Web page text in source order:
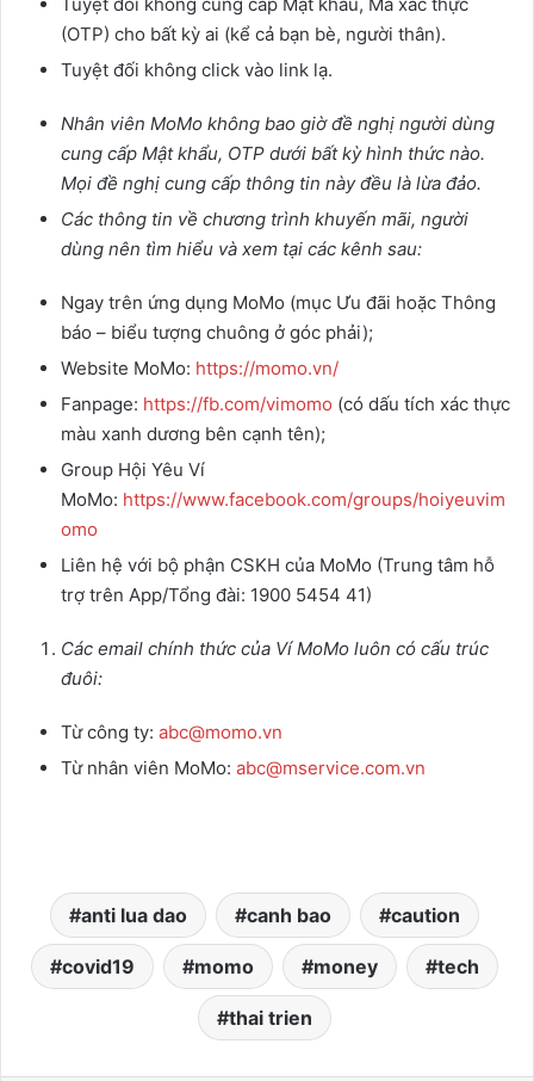
(OTP) cho bất kỳ ai (kể cả bạn bè, người thân).
Tuyệt đối không click vào link lạ.
Nhân viên MoMo không bao giờ đề nghị người dùng
cung cấp Mật khẩu, OTP dưới bất kỳ hình thức nào.
Mọi đề nghị cung cấp thông tin này đều là lừa đảo.
Các thông tin về chương trình khuyến mãi, người
dùng nên tìm hiểu và xem tại các kênh sau:
Ngay trên ứng dụng MoMo (mục Ưu đãi hoặc Thông
báo – biểu tượng chuông ở góc phải);
Website MoMo: https://momo.vn/
Fanpage: https://fb.com/vimomo (có dấu tích xác thực
màu xanh dương bên cạnh tên);
Group Hội Yêu Ví
MoMo: https://www.facebook.com/groups/hoiyeuvim
omo
Liên hệ với bộ phận CSKH của MoMo (Trung tâm hỗ
trợ trên App/Tổng đài: 1900 5454 41)
Các email chính thức của Ví MoMo luôn có cấu trúc
đuôi:
Từ công ty: abc@momo.vn
Từ nhân viên MoMo: abc@mservice.com.vn
anti lua dao canh bao caution
covid19 momo money tech
thai trien